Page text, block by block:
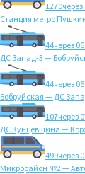
1270
Станция метро
44через
ДС Запад-3 —
44через
Бобруйская — ДС
107через
ДС Кунцевщина —
499через
Микрорайон №2 —